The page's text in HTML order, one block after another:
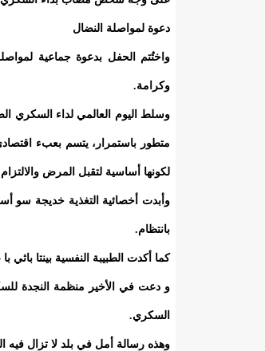
دعوة لمواصلة النضال
واختُتم الحفل بدعوة جماعية
وكرامة.
وسلط اليوم العالمي لداء السكري
متطور باستمرار، يتسم بعبء
لكونها أساسية لتقبل المرض
وأبدت أخصائية التغذية خديجة سو
بانتظام.
كما أكدت الطبيبة النفسية بينتا
و دعت في الأخير منظمة النجدة
السكري.
وهذه رسالة أمل في بلد لا تزال فيه